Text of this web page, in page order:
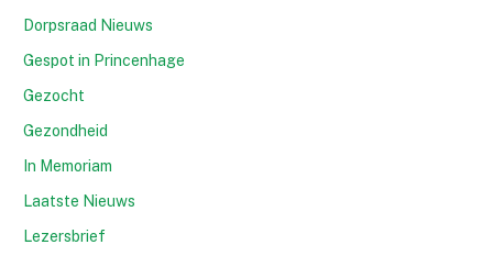
Dorpsraad Nieuws
Gespot in Princenhage
Gezocht
Gezondheid
In Memoriam
Laatste Nieuws
Lezersbrief